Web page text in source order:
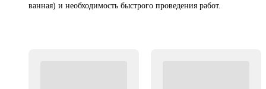
ванная) и необходимость быстрого проведения работ.